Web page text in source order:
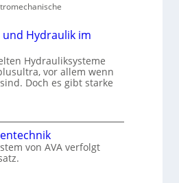
Hydraulik im
Hydrauliksysteme
vor allem wenn
Doch es gibt starke
von AVA verfolgt